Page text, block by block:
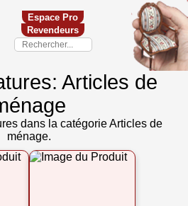
Espace Pro
Revendeurs
Articles de
dans la catégorie Articles de
ménage.